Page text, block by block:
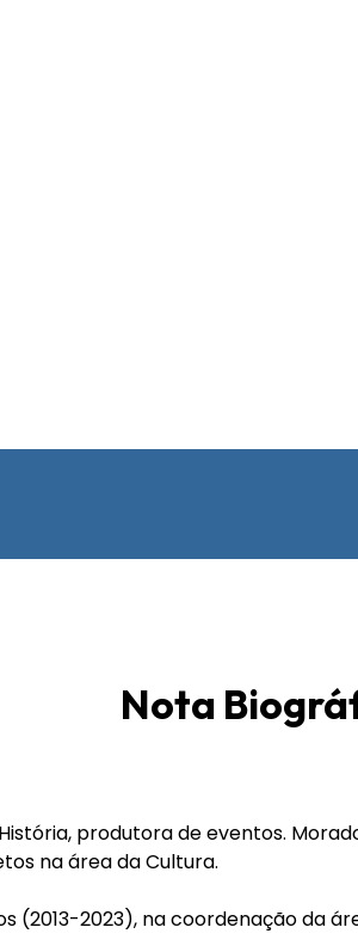
Nota
produtora de eventos.
na área da Cultura.
(2013-2023), na coordenação da